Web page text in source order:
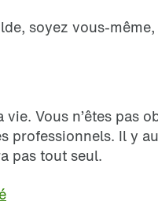
soyez vous-
Vous n’êtes pas
professionnels. Il y
pas tout seul.